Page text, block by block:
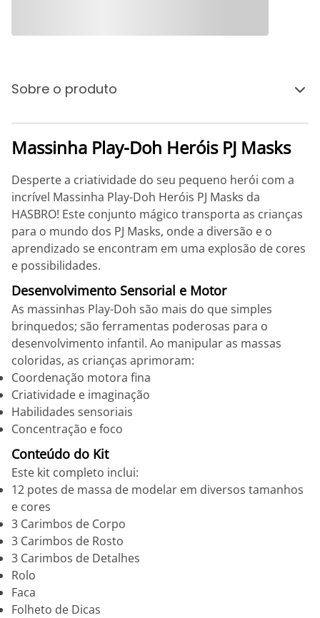
Sobre o produto
Massinha Play-Doh Heróis PJ Masks
Desperte a criatividade do seu pequeno herói com a
incrível Massinha Play-Doh Heróis PJ Masks da
HASBRO! Este conjunto mágico transporta as crianças
para o mundo dos PJ Masks, onde a diversão e o
aprendizado se encontram em uma explosão de cores
e possibilidades.
Desenvolvimento Sensorial e Motor
As massinhas Play-Doh são mais do que simples
brinquedos; são ferramentas poderosas para o
desenvolvimento infantil. Ao manipular as massas
coloridas, as crianças aprimoram:
Coordenação motora fina
Criatividade e imaginação
Habilidades sensoriais
Concentração e foco
Conteúdo do Kit
Este kit completo inclui:
12 potes de massa de modelar em diversos tamanhos
e cores
3 Carimbos de Corpo
3 Carimbos de Rosto
3 Carimbos de Detalhes
Rolo
Faca
Folheto de Dicas